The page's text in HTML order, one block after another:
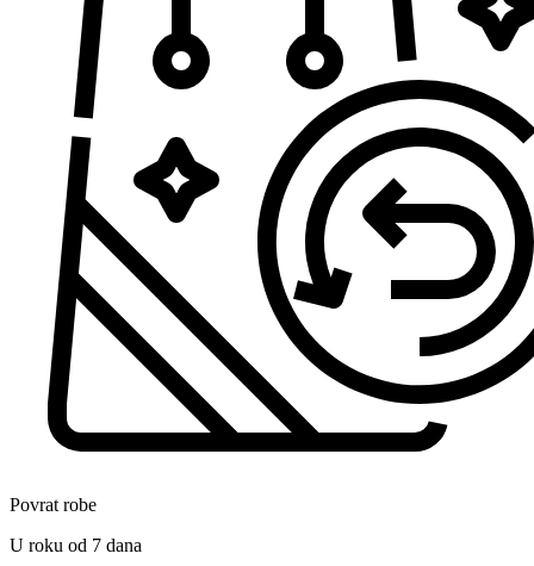
Povrat robe
U roku od 7 dana